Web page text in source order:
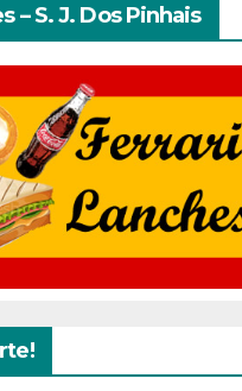
– S. J. Dos Pinhais